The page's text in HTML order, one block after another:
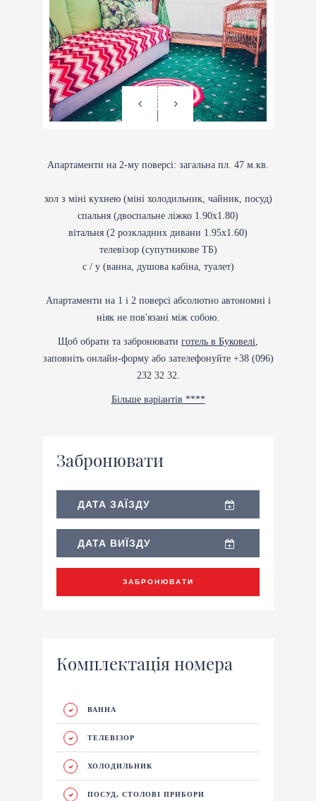
Апартаменти на 2-му поверсі: загальна пл. 47 м.кв.
хол з міні кухнею (міні холодильник, чайник, посуд)
спальня (двоспальне ліжко 1.90х1.80)
вітальня (2 розкладних дивани 1.95х1.60)
телевізор (супутникове ТБ)
с / у (ванна, душова кабіна, туалет)
Апартаменти на 1 і 2 поверсі абсолютно автономні і
ніяк не пов'язані між собою.
Щоб обрати та забронювати готель в Буковелі,
заповніть онлайн-форму або зателефонуйте +38 (096)
232 32 32.
Більше варіантів ****
Забронювати
ЗАБРОНЮВАТИ
Комплектація номера
ВАННА
ТЕЛЕВІЗОР
ХОЛОДИЛЬНИК
ПОСУД, СТОЛОВІ ПРИБОРИ